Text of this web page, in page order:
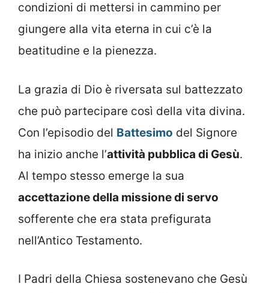
condizioni di mettersi in cammino per
giungere alla vita eterna in cui c’è la
beatitudine e la pienezza.
La grazia di Dio è riversata sul battezzato
che può partecipare così della vita divina.
Con l’episodio del Battesimo del Signore
ha inizio anche l’attività pubblica di Gesù.
Al tempo stesso emerge la sua
accettazione della missione di servo
sofferente che era stata prefigurata
nell’Antico Testamento.
I Padri della Chiesa sostenevano che Gesù